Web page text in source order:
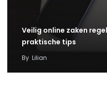
Veilig online zaken
praktische tips
By Lilian